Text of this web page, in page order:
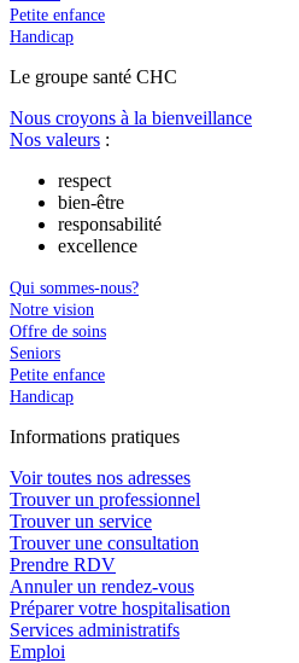
Petite enfance
Handicap
Le groupe santé CHC
Nous croyons à la bienveillance
Nos valeurs :
respect
bien-être
responsabilité
excellence
Qui sommes-nous?
Notre vision
Offre de soins
Seniors
Petite enfance
Handicap
Informations pratiques
Voir toutes nos adresses
Trouver un professionnel
Trouver un service
Trouver une consultation
Prendre RDV
Annuler un rendez-vous
Préparer votre hospitalisation
Services administratifs
Emploi​